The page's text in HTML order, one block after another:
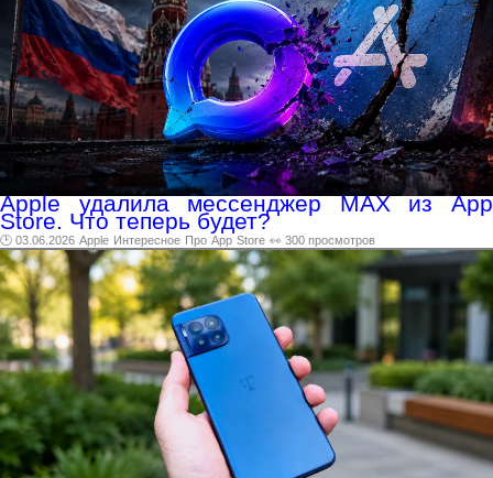
Apple удалила мессенджер MAX из App
Store. Что теперь будет?
🕑 03.06.2026 Apple Интересное Про App Store 👀 300 просмотров